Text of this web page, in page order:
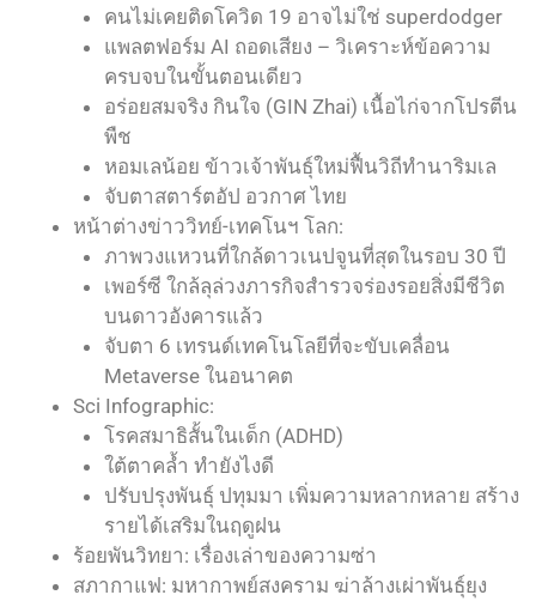
คนไม่เคยติดโควิด 19 อาจไม่ใช่ superdodger
แพลตฟอร์ม AI ถอดเสียง – วิเคราะห์ข้อความ
ครบจบในขั้นตอนเดียว
อร่อยสมจริง กินใจ (GIN Zhai) เนื้อไก่จากโปรตีน
พืช
หอมเลน้อย ข้าวเจ้าพันธุ์ใหม่ฟื้นวิถีทำนาริมเล
จับตาสตาร์ตอัป อวกาศ ไทย
หน้าต่างข่าววิทย์-เทคโนฯ โลก:
ภาพวงแหวนที่ใกล้ดาวเนปจูนที่สุดในรอบ 30 ปี
เพอร์ซี ใกล้ลุล่วงภารกิจสำรวจร่องรอยสิ่งมีชีวิต
บนดาวอังคารแล้ว
จับตา 6 เทรนด์เทคโนโลยีที่จะขับเคลื่อน
Metaverse ในอนาคต
Sci Infographic:
โรคสมาธิสั้นในเด็ก (ADHD)
ใต้ตาคล้ำ ทำยังไงดี
ปรับปรุงพันธุ์ ปทุมมา เพิ่มความหลากหลาย สร้าง
รายได้เสริมในฤดูฝน
ร้อยพันวิทยา: เรื่องเล่าของความซ่า
สภากาแฟ: มหากาพย์สงคราม ฆ่าล้างเผ่าพันธุ์ยุง